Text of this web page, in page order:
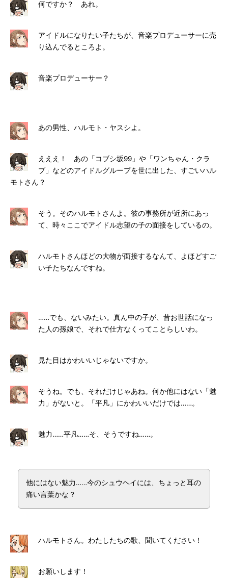
何ですか？ あれ。
アイドルになりたい子たちが、音楽プロデューサーに売
り込んでるところよ。
音楽プロデューサー？
あの男性、ハルモト・ヤスシよ。
えええ！ あの「コブシ坂99」や「ワンちゃん・クラ
ブ」などのアイドルグループを世に出した、すごいハル
モトさん？
そう。そのハルモトさんよ。彼の事務所が近所にあっ
て、時々ここでアイドル志望の子の面接をしているの。
ハルモトさんほどの大物が面接するなんて、よほどすご
い子たちなんですね。
……でも、ないみたい。真ん中の子が、昔お世話になっ
た人の孫娘で、それで仕方なくってことらしいわ。
見た目はかわいいじゃないですか。
そうね。でも、それだけじゃあね。何か他にはない「魅
力」がないと。「平凡」にかわいいだけでは……。
魅力……平凡……そ、そうですね……。
他にはない魅力……今のシュウヘイには、ちょっと耳の
痛い言葉かな？
ハルモトさん。わたしたちの歌、聞いてください！
お願いします！